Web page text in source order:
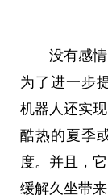
没有感
为了进一步
机器人还实
酷热的夏季
度。并且，
缓解久坐带来